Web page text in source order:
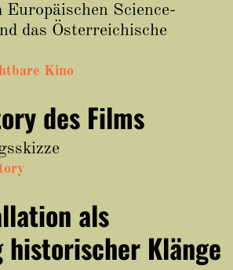
Europäischen Science-
das Österreichische
Kino
des Films
als
historischer Klänge